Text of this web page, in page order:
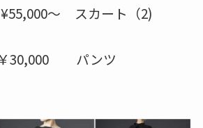
～ スカート（2)
30,000 パンツ